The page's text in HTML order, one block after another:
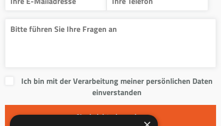
Ich bin mit der Verarbeitung meiner persönlichen Daten
einverstanden